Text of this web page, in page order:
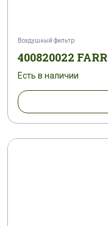
Воздушный фильтр
400820022 FARR
Есть в наличии